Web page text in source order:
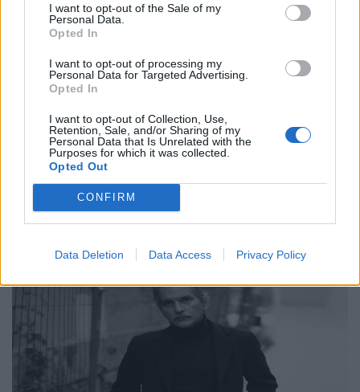
I want to opt-out of the Sale of my
Personal Data.
Opted In
I want to opt-out of processing my
Personal Data for Targeted Advertising.
Opted In
I want to opt-out of Collection, Use,
Retention, Sale, and/or Sharing of my
Personal Data that Is Unrelated with the
Purposes for which it was collected.
Opted Out
CONFIRM
Data Deletion Data Access Privacy Policy
Συνεντεύξεις
Ο Γιώργος Αθανασίου, δύο μουσικοί, ένα
βουνό και η αναζήτηση της έμπνευσης
24.02.26
Στο υβριδικό φιλμ "Το Οτιδήποτε", ο Γιώργος Αθανασίου
μετατρέπει μια αυτοσχεδιαστική εκδρομή φίλων σε στοχασμό
πάνω στη δημιουργία, τη φύση και την ανθρώπινη αμηχανία.